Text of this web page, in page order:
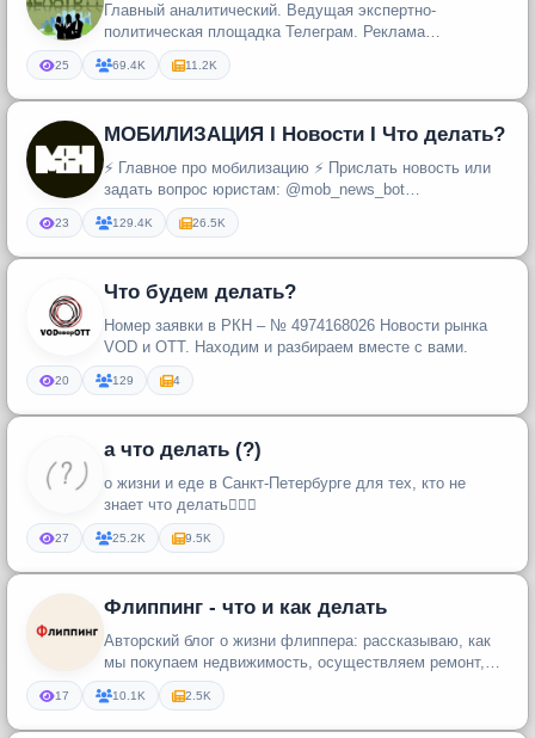
Главный аналитический. Ведущая экспертно-
политическая площадка Телеграм. Реклама
@SkurlatovIgor , связь izram@yandex.ru
25 69.4K 11.2K
МОБИЛИЗАЦИЯ I Новости I Что делать?
⚡️ Главное про мобилизацию ⚡️ Прислать новость или
задать вопрос юристам: @mob_news_bot
mail@mobilization.news mobilizat...
23 129.4K 26.5K
Что будем делать?
Номер заявки в РКН – № 4974168026 Новости рынка
VOD и OTT. Находим и разбираем вместе с вами.
20 129 4
а что делать (?)
о жизни и еде в Санкт-Петербурге для тех, кто не
знает что делать💁🏻‍♀️
27 25.2K 9.5K
Флиппинг - что и как делать
Авторский блог о жизни флиппера: рассказываю, как
мы покупаем недвижимость, осуществляем ремонт,
комплектуем мебелью, де...
17 10.1K 2.5K